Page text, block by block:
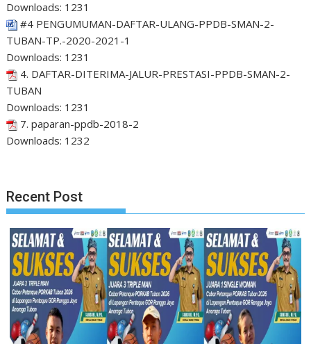
Downloads: 1231
#4 PENGUMUMAN-DAFTAR-ULANG-PPDB-SMAN-2-
TUBAN-TP.-2020-2021-1
Downloads: 1231
4. DAFTAR-DITERIMA-JALUR-PRESTASI-PPDB-SMAN-2-
TUBAN
Downloads: 1231
7. paparan-ppdb-2018-2
Downloads: 1232
Recent Post